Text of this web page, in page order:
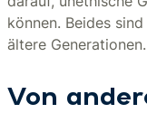
können. Beides
ältere Generationen.
Von